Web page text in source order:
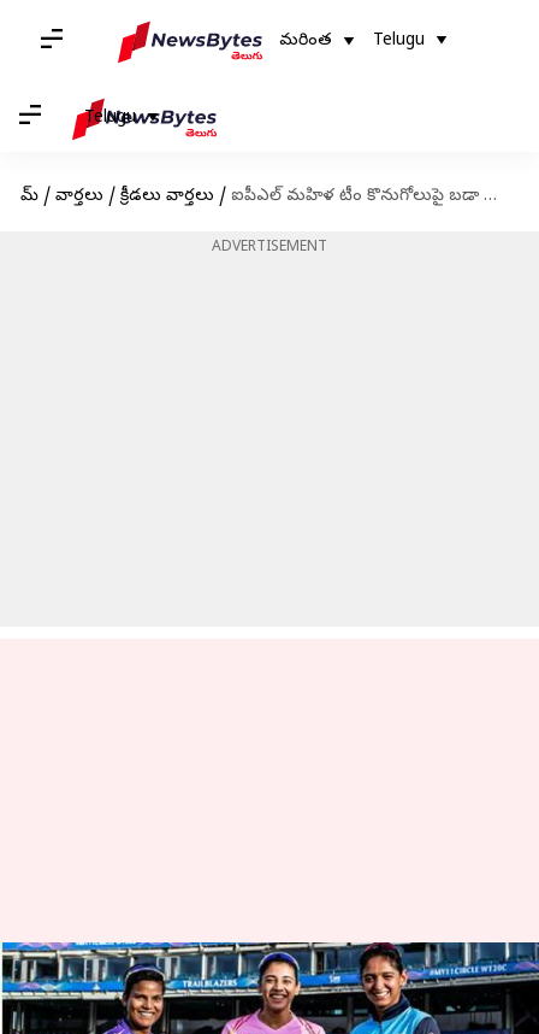
మరింత Telugu
Telugu
హోమ్ / వార్తలు / క్రీడలు వార్తలు / ఐపీఎల్ మహిళ టీం కొనుగోలుపై బడా ఫ్రాంచైసీలు ఆసక్తి..!
ADVERTISEMENT
ఐపీఎల్ మహిళ టీం కొనుగోలుపై బడా
ఫ్రాంచైసీలు ఆసక్తి..!